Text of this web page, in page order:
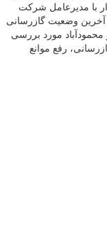
با مدیرعامل شرکت
آخرین وضعیت گازرسانی
محمودآباد مورد بررسی
رفع موانع